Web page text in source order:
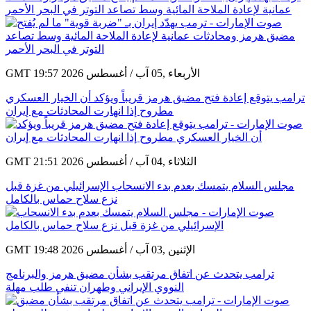
عمانية لإعادة الملاحة المائية وسط تصاعد التوتر في البحر الأحمر
GMT 19:57 2026 الأربعاء ,05 آب / أغسطس
ترامب يتوقع إعادة فتح مضيق هرمز قريباً ويؤكد أن الخيار العسكري
مطروح إذا انهارت المحادثات مع إيران
GMT 21:51 2026 الثلاثاء ,04 آب / أغسطس
مجلس السلام يتمسك بعدم بدء الانسحاب الإسرائيلي من غزة قبل
نزع سلاح حماس بالكامل
GMT 19:48 2026 الإثنين ,03 آب / أغسطس
ترامب يتحدث عن اتفاق مرتقب بشأن مضيق هرمز والبرنامج
النووي الإيراني وطهران تنفي طلب مهلة